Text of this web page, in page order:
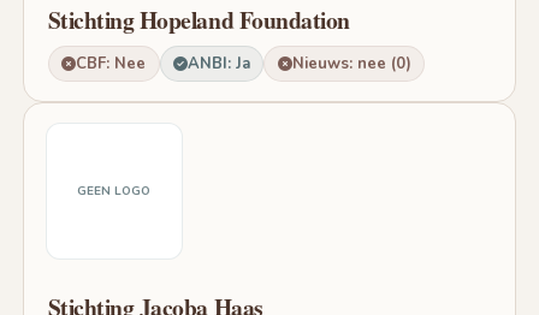
Stichting Hopeland Foundation
CBF: Nee ANBI: Ja Nieuws: nee (0)
GEEN LOGO
Stichting Jacoba Haas